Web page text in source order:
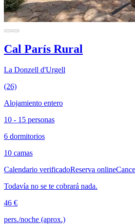
Cal París Rural
La Donzell d'Urgell
(26)
Alojamiento entero
10 - 15 personas
6 dormitorios
10 camas
Calendario verificadoReserva online
Todavía no se te cobrará nada.
46 €
pers./noche (aprox.)